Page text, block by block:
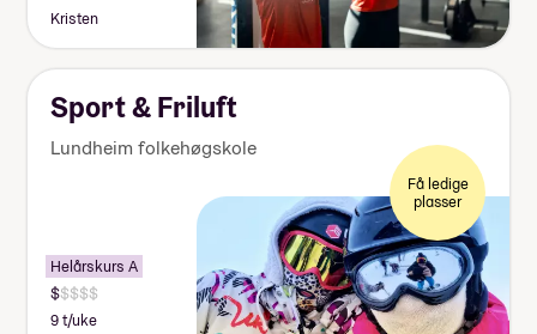
Kristen
Sport & Friluft
Lundheim folkehøgskole
Få ledige
plasser
Helårskurs A
9 t/uke